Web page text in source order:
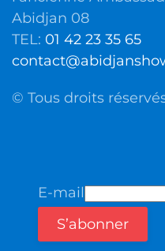
Abidjan 08
TEL: 01 42 23 35 65
© Tous droits
E-mail
S’abonner